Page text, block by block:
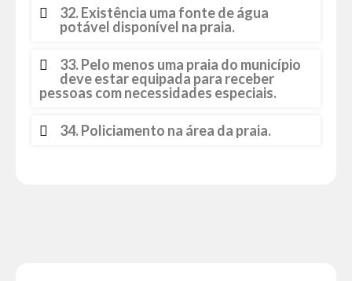
32. Existência uma fonte de água
potável disponível na praia.
33. Pelo menos uma praia do município
deve estar equipada para receber
pessoas com necessidades especiais.
34. Policiamento na área da praia.